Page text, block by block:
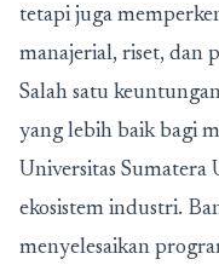
tetapi juga
manajerial, riset, dan
Salah satu
yang lebih baik bagi
Universitas Sumatera
ekosistem industri.
menyelesaikan